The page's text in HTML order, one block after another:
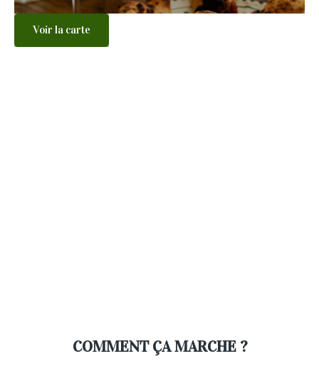
Voir la carte
COMMENT ÇA MARCHE ?